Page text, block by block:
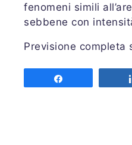
fenomeni simili
sebbene con
Previsione completa
Emessa mercoledì
ore 18.00 UTC